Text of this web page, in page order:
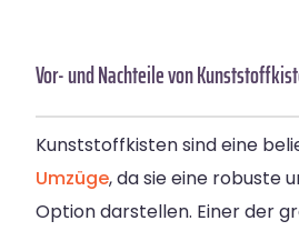
Vor- und Nachteile von
Kunststoffkisten sind eine
Umzüge, da sie eine robuste
Option darstellen. Einer der